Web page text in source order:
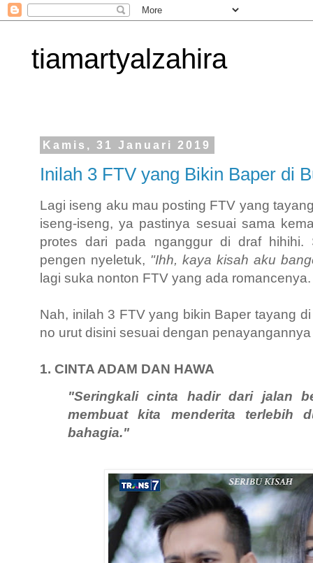
tiamartyalzahira
Kamis, 31 Januari 2019
Inilah 3 FTV yang Bikin Baper di
Lagi iseng aku mau posting FTV yang
iseng-iseng, ya pastinya sesuai sama
protes dari pada nganggur di draf hihihi.
pengen nyeletuk, "Ihh, kaya kisah aku
lagi suka nonton FTV yang ada
Nah, inilah 3 FTV yang bikin Baper tayang
no urut disini sesuai dengan
1. CINTA ADAM DAN HAWA
"Seringkali cinta hadir dari jalan
membuat kita menderita terlebih
bahagia."